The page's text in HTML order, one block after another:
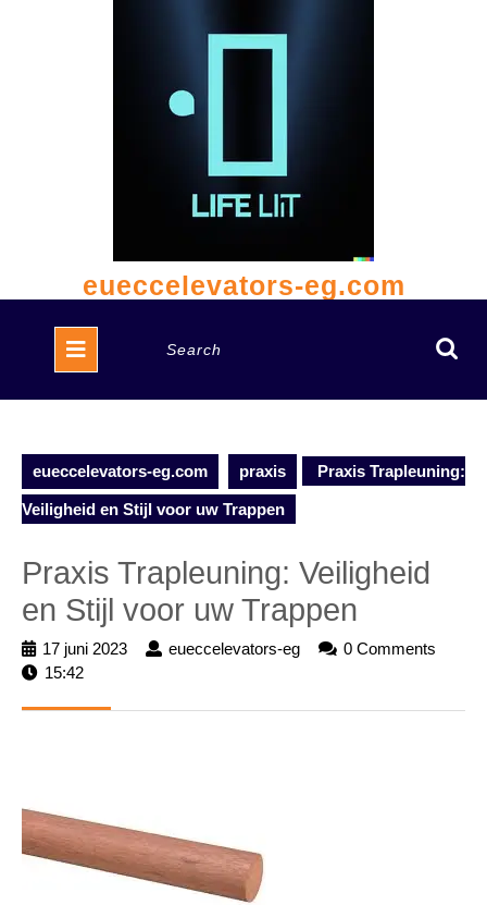
eueccelevators-eg.com
Open
Button
eueccelevators-eg.com praxis Praxis Trapleuning:
Veiligheid en Stijl voor uw Trappen
Praxis Trapleuning: Veiligheid
en Stijl voor uw Trappen
17 juni 2023
17
eueccelevators-eg
eueccelevators-
0 Comments
15:42